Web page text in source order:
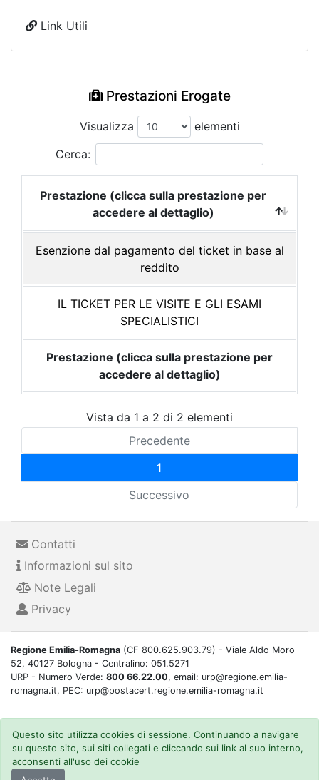
Link Utili
Prestazioni Erogate
Visualizza
elementi
Cerca:
Prestazione (clicca sulla prestazione per
accedere al dettaglio)
Esenzione dal pagamento del ticket in base al
reddito
IL TICKET PER LE VISITE E GLI ESAMI
SPECIALISTICI
Prestazione (clicca sulla prestazione per
accedere al dettaglio)
Vista da 1 a 2 di 2 elementi
Precedente
1
Successivo
Contatti
Informazioni sul sito
Note Legali
Privacy
Regione Emilia-Romagna (CF 800.625.903.79) - Viale Aldo Moro
52, 40127 Bologna - Centralino: 051.5271
URP - Numero Verde: 800 66.22.00, email: urp@regione.emilia-
romagna.it, PEC: urp@postacert.regione.emilia-romagna.it
Questo sito utilizza cookies di sessione. Continuando a navigare
su questo sito, sui siti collegati e cliccando sui link al suo interno,
acconsenti all'uso dei cookie